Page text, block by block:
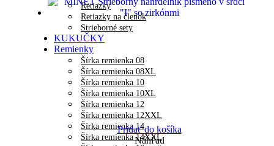
Retiazky
Retiazky na členok
Strieborné sety
KUKUČKY
Remienky
Šírka remienka 08
Šírka remienka 08XL
Šírka remienka 10
Šírka remienka 10XL
Šírka remienka 12
Šírka remienka 12XXL
Šírka remienka 14
Šírka remienka 14XXL
Pridať do košíka
Náhľad